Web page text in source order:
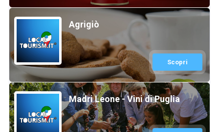
Agrigiò
Scopri
Madri Leone - Vini di Puglia